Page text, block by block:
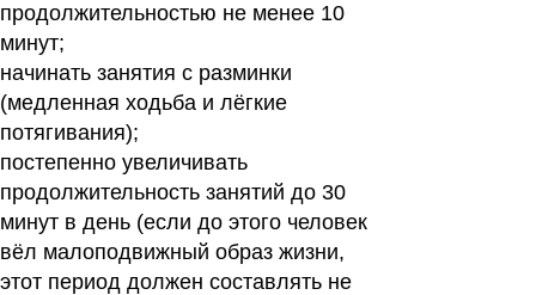
продолжительностью не менее 10
минут;
начинать занятия с разминки
(медленная ходьба и лёгкие
потягивания);
постепенно увеличивать
продолжительность занятий до 30
минут в день (если до этого человек
вёл малоподвижный образ жизни,
этот период должен составлять не